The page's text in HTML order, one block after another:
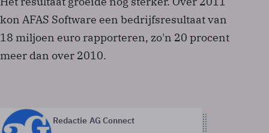
kon AFAS Software een bedrijfsresultaat van
18 miljoen euro rapporteren, zo'n 20 procent
meer dan over 2010.
Redactie AG Connect